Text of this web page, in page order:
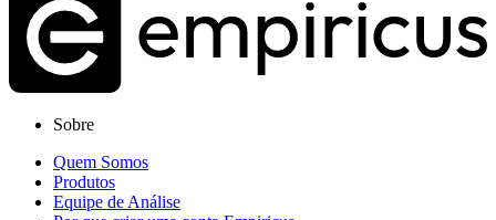
Sobre
Quem Somos
Produtos
Equipe de Análise